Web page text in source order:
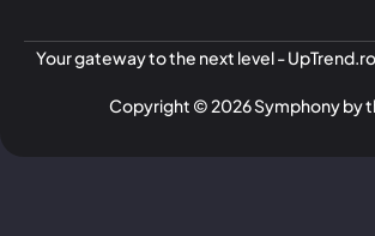
Copyright © 2026 Symphony by
Your gateway to the next level - UpTrend.ro